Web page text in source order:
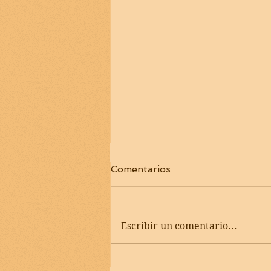
Comentarios
Escribir un comentario...